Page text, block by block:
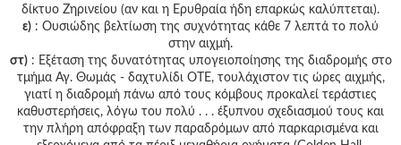
δίκτυο Ζηρινείου (αν και η Ερυθραία ήδη επαρκώς καλύπτεται).
ε) : Ουσιώδης βελτίωση της συχνότητας κάθε 7 λεπτά το πολύ
στην αιχμή.
στ): Εξέταση της δυνατότητας υπογειοποίησης της διαδρομής στο
τμήμα Αγ. Θωμάς - δαχτυλίδι ΟΤΕ, τουλάχιστον τις ώρες αιχμής,
γιατί η διαδρομή πάνω από τους κόμβους προκαλεί τεράστιες
καθυστερήσεις, λόγω του πολύ . . . έξυπνου σχεδιασμού τους και
την πλήρη απόφραξη των παραδρόμων από παρκαρισμένα και